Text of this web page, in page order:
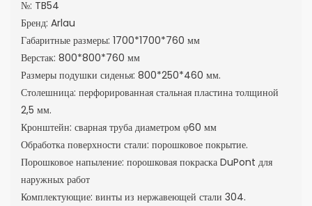
№: TB54
Бренд: Arlau
Габаритные размеры: 1700*1700*760 мм
Верстак: 800*800*760 мм
Размеры подушки сиденья: 800*250*460 мм.
Столешница: перфорированная стальная пластина толщиной
2,5 мм.
Кронштейн: сварная труба диаметром φ60 мм
Обработка поверхности стали: порошковое покрытие.
Порошковое напыление: порошковая покраска DuPont для
наружных работ
Комплектующие: винты из нержавеющей стали 304.